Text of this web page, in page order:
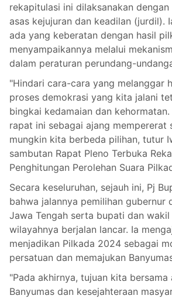
rekapitulasi ini dilaksanakan
asas kejujuran dan keadilan (jurdil).
ada yang keberatan dengan hasil
menyampaikannya melalui
dalam peraturan perundang-
"Hindari cara-cara yang melanggar
proses demokrasi yang kita jalani
bingkai kedamaian dan
rapat ini sebagai ajang mempererat
mungkin kita berbeda pilihan, tutur
sambutan Rapat Pleno Terbuka
Penghitungan Perolehan Suara
Secara keseluruhan, sejauh ini, Pj
bahwa jalannya pemilihan gubernur
Jawa Tengah serta bupati dan
wilayahnya berjalan lancar. Ia
menjadikan Pilkada 2024 sebagai
persatuan dan memajukan
"Pada akhirnya, tujuan kita bersama
Banyumas dan kesejahteraan